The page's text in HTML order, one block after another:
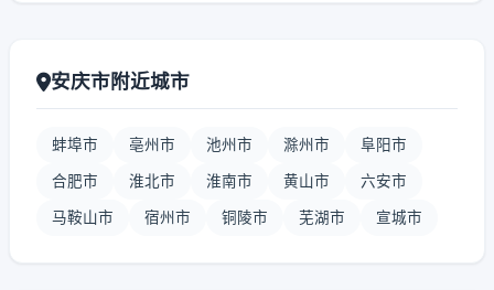
安庆市附近城市
蚌埠市 亳州市 池州市 滁州市 阜阳市
合肥市 淮北市 淮南市 黄山市 六安市
马鞍山市 宿州市 铜陵市 芜湖市 宣城市